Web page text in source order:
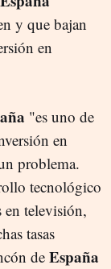
y que bajan
en
"es uno de
en
problema.
tecnológico
en televisión,
tasas
de España